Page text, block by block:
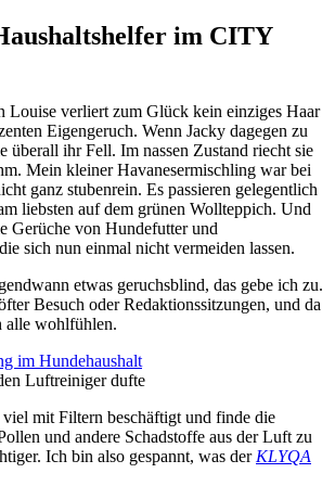
im CITY
Louise verliert zum Glück kein einziges Haar
Eigengeruch. Wenn Jacky dagegen zu
überall ihr Fell. Im nassen Zustand riecht sie
Mein kleiner Havanesermischling war bei
ganz stubenrein. Es passieren gelegentlich
liebsten auf dem grünen Wollteppich. Und
Gerüche von Hundefutter und
sich nun einmal nicht vermeiden lassen.
etwas geruchsblind, das gebe ich zu.
Besuch oder Redaktionssitzungen, und da
alle wohlfühlen.
Luftreiniger dufte
mit Filtern beschäftigt und finde die
und andere Schadstoffe aus der Luft zu
Ich bin also gespannt, was der KLYQA